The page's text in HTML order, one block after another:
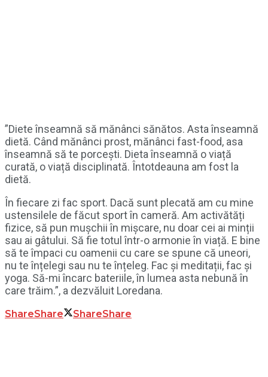
”Diete înseamnă să mănânci sănătos. Asta înseamnă
dietă. Când mănânci prost, mănânci fast-food, asa
înseamnă să te porcești. Dieta înseamnă o viață
curată, o viață disciplinată. Întotdeauna am fost la
dietă.
În fiecare zi fac sport. Dacă sunt plecată am cu mine
ustensilele de făcut sport în cameră. Am activătăți
fizice, să pun mușchii în mișcare, nu doar cei ai minții
sau ai gâtului. Să fie totul într-o armonie în viață. E bine
să te împaci cu oamenii cu care se spune că uneori,
nu te înțelegi sau nu te înțeleg. Fac și meditații, fac și
yoga. Să-mi încarc bateriile, în lumea asta nebună în
care trăim.”, a dezvăluit Loredana.
ShareShare ShareShare